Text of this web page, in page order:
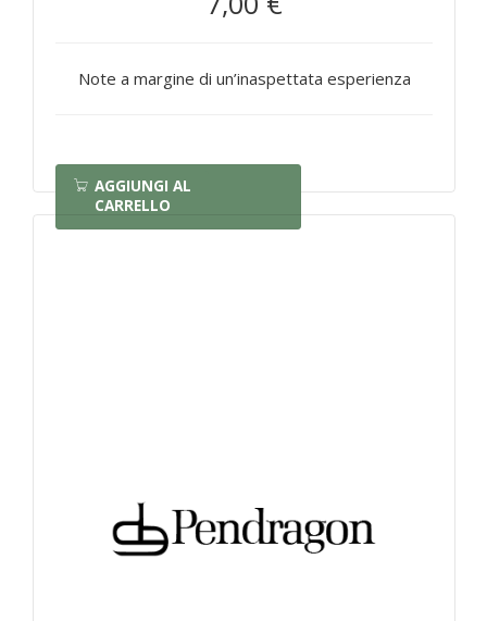
Note a margine di un’inaspettata esperienza
AGGIUNGI AL
CARRELLO